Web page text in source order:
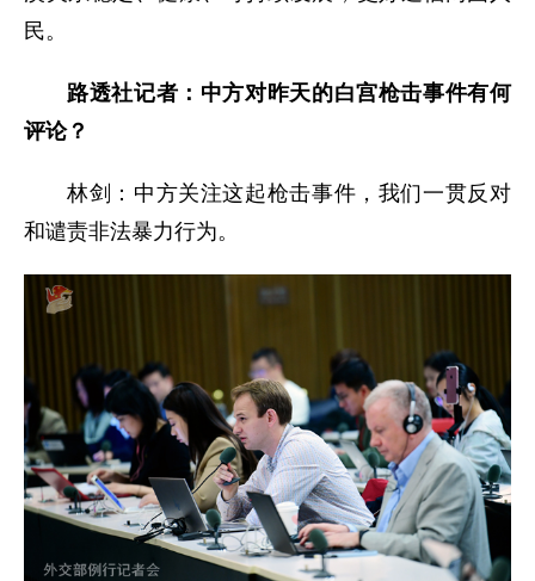
民。
路透社记者：中方对昨天的白宫枪击事件有何
评论？
林剑：中方关注这起枪击事件，我们一贯反对
和谴责非法暴力行为。